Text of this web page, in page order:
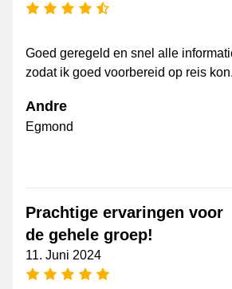
Goed geregeld en snel alle
zodat ik goed voorbereid op reis kon.
Andre
Egmond
Prachtige ervaringen voor
de gehele groep!
11. Juni 2024